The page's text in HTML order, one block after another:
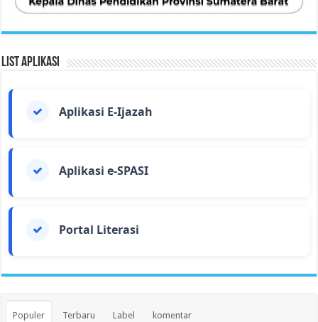
List Aplikasi
Aplikasi E-Ijazah
Aplikasi e-SPASI
Portal Literasi
Populer Terbaru Label komentar